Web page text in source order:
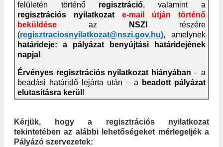
felületén történő regisztráció, valamint a
regisztrációs nyilatkozat e-mail útján történő
beküldése az NSZI
részére
(regisztraciosnyilatkozat@nszi.gov.hu), amelynek
határideje:
a pályázat benyújtási határidejének
napja!
Érvényes regisztrációs nyilatkozat hiányában – a
beadási határidő lejárta után – a
beadott pályázat
elutasításra kerül !
Kérjük, hogy a regisztrációs nyilatkozat
tekintetében az alábbi lehetőségeket mérlegeljék a
Pályázó szervezetek: